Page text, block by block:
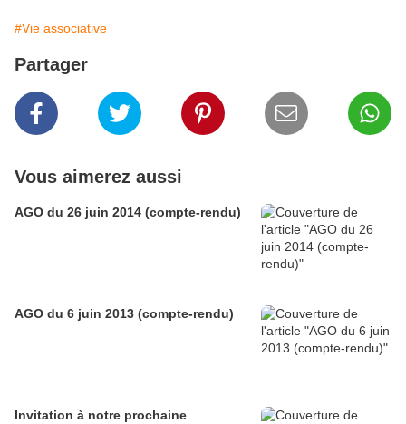
#Vie associative
Partager
Vous aimerez aussi
AGO du 26 juin 2014 (compte-rendu)
AGO du 6 juin 2013 (compte-rendu)
Invitation à notre prochaine